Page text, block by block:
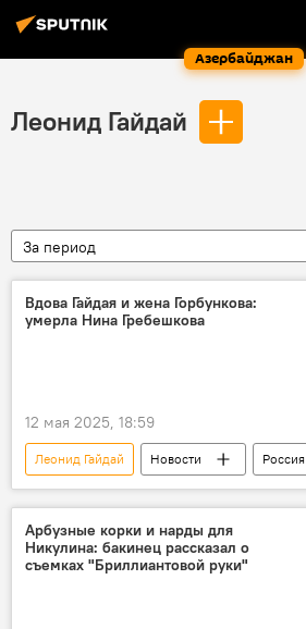
Азербайджан
Леонид Гайдай
За период
Вдова Гайдая и жена Горбункова:
умерла Нина Гребешкова
12 мая 2025, 18:59
Леонид Гайдай Новости
Россия
СССР
История
Актриса
Кончина
Арбузные корки и нарды для
Никулина: бакинец рассказал о
съемках "Бриллиантовой руки"